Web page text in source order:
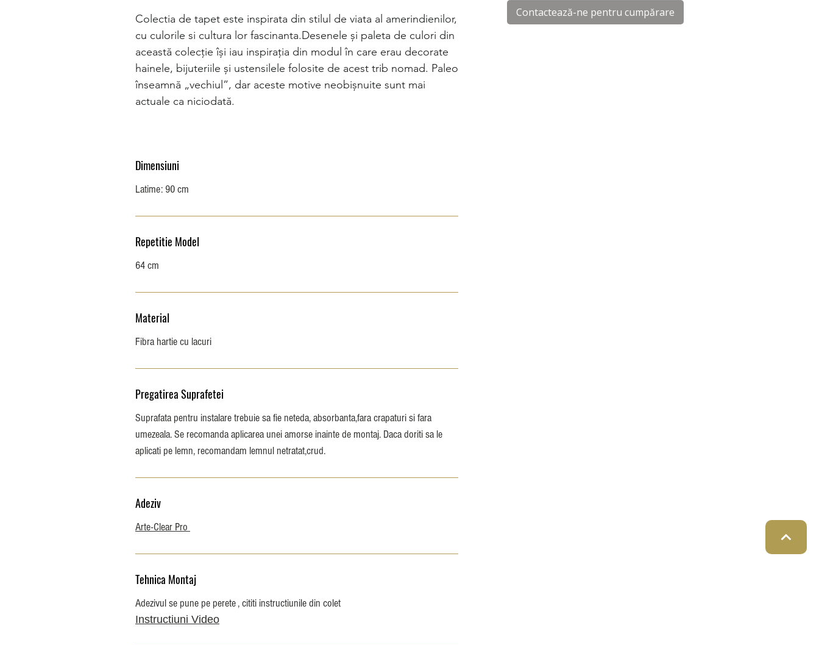
Colectia de tapet este inspirata din stilul de viata al amerindienilor,
cu culorile si cultura lor fascinanta.Desenele și paleta de culori din
această colecție își iau inspirația din modul în care erau decorate
hainele, bijuteriile și ustensilele folosite de acest trib nomad. Paleo
înseamnă „vechiul”, dar aceste motive neobișnuite sunt mai
actuale ca niciodată.
Dimensiuni
Latime: 90 cm
Repetitie Model
64 cm
Material
Fibra hartie cu lacuri
Pregatirea Suprafetei
Suprafata pentru instalare trebuie sa fie neteda, absorbanta,fara crapaturi si fara
umezeala. Se recomanda aplicarea unei amorse inainte de montaj. Daca doriti sa le
aplicati pe lemn, recomandam lemnul netratat,crud.
Adeziv
Arte-Clear Pro
Tehnica Montaj
Adezivul se pune pe perete , cititi instructiunile din colet
Instructiuni Video
Contactează-ne pentru cumpărare